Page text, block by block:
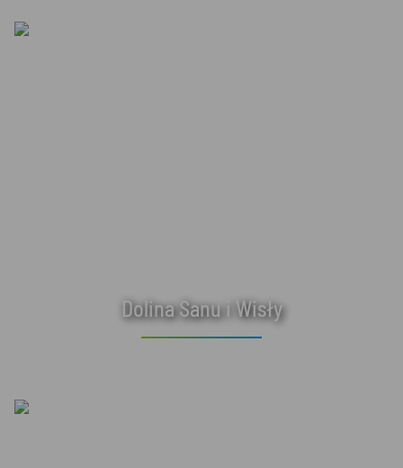
Dolina Sanu i Wisły